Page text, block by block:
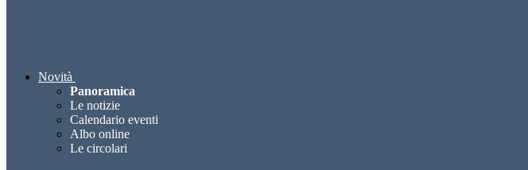
Novità
Panoramica
Le notizie
Calendario eventi
Albo online
Le circolari